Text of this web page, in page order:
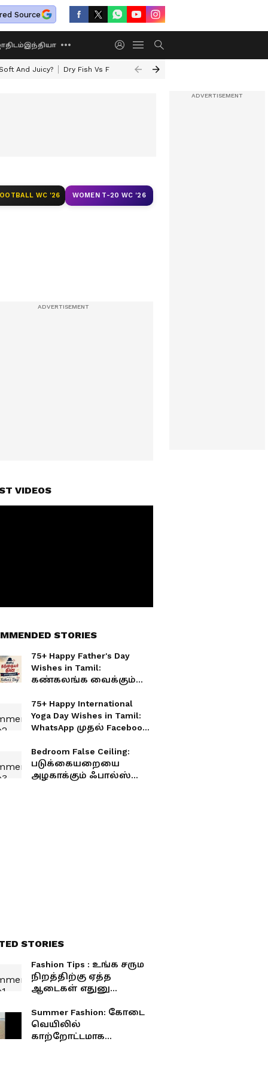
Source
இந்தியா
And Juicy? Dry Fish Vs Fresh Fish Today Rasi Palan
WC '26 WOMEN T-20 WC '26
VIDEOS
STORIES
75+ Happy Father's Day
Wishes in Tamil:
கண்கலங்க வைக்கும்
வாழ்த்துகள்..!
75+ Happy International
Yoga Day Wishes in Tamil:
WhatsApp முதல் Facebook
வாழ்த்துகள்
Bedroom False Ceiling:
படுக்கையறையை
அழகாக்கும் ஃபால்ஸ்
STORIES
Fashion Tips : உங்க சரும
நிறத்திற்கு ஏத்த
ஆடைகள் எதுனு
பண்ணா தாழ்வு
மனப்பான்மையே வராது!
Summer Fashion: கோடை
வெயிலில்
காற்றோட்டமாக